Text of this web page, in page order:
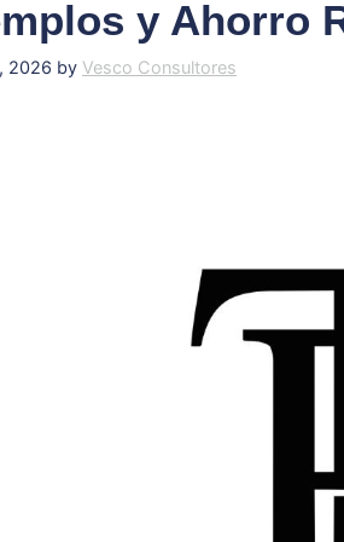
y Ahorro
2026 by Vesco Consultores